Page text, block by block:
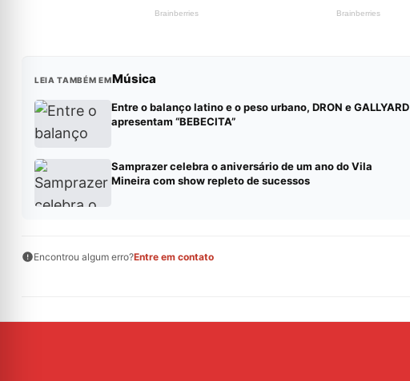
LEIA TAMBÉM EMMúsica
Entre o balanço latino e o peso urbano, DRON e GALLYARD
apresentam “BEBECITA”
Samprazer celebra o aniversário de um ano do Vila
Mineira com show repleto de sucessos
Encontrou algum erro?Entre em contato